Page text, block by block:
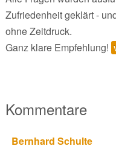
Zufriedenheit geklärt -
ohne Zeitdruck.
Ganz klare Empfehlung!
Kommentare
Bernhard Schulte